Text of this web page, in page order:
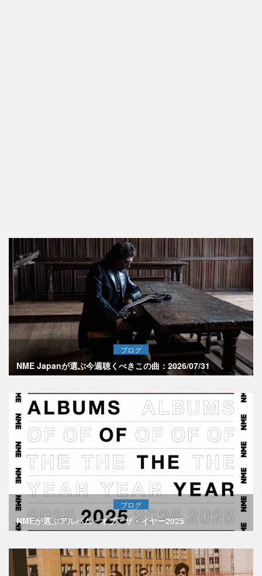
ブログ
NME Japanが選ぶ今週聴くべきこの曲：2026/07/31
ブログ
NMEが選ぶアルバム・オブ・ザ・イヤー2025